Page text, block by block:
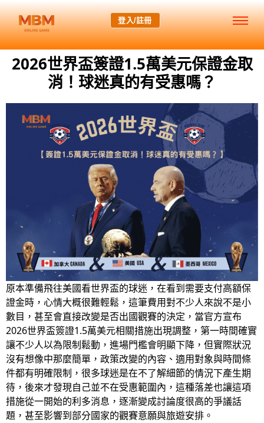
登入/註冊
2026世界盃簽證1.5萬美元保證金取
消！球迷真的有受惠嗎？
原本準備飛往美國看世界盃的球迷，在看到需要支付高額保
證金時，心情大概很難輕鬆，這筆費用對不少人來說不是小
數目，甚至會直接改變是否出國觀賽的決定，當官方宣布
2026世界盃簽證1.5萬美元相關措施出現調整，第一時間確實
讓不少人以為限制鬆動，進場門檻會明顯下降，但實際狀況
沒有想像中那麼簡單，政策改變的內容、適用對象與時間條
件都有明確限制，很多球迷是在不了解細節的情況下產生期
待，後來才發現自己並不在受惠範圍內，這種落差也讓這項
措施從一開始的利多消息，逐漸變成討論度很高的爭議話
題，甚至影響到部分國家的觀賽意願與旅遊安排。